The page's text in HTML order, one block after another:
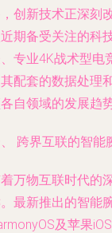
创新技术正深刻
期备受关注的科
专业4K战术型电
配套的数据处理
自领域的发展趋势
跨界互联的智能
万物互联时代的
最新推出的智能
及苹果